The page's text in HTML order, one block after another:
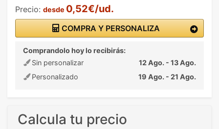
Precio: desde 0,52€/ud.
COMPRA Y PERSONALIZA
Comprandolo hoy lo recibirás:
Sin personalizar
12 Ago. - 13 Ago.
Personalizado
19 Ago. - 21 Ago.
Calcula tu precio